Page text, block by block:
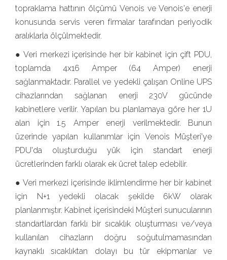
topraklama hattının ölçümü Venois ve Venois'e enerji
konusunda servis veren firmalar tarafından periyodik
aralıklarla ölçülmektedir.
● Veri merkezi içerisinde her bir kabinet için çift PDU,
toplamda 4x16 Amper (64 Amper) enerji
sağlanmaktadır. Parallel ve yedekli çalışan Online UPS
cihazlarından sağlanan enerji 230V gücünde
kabinetlere verilir. Yapılan bu planlamaya göre her 1U
alan için 1.5 Amper enerji verilmektedir. Bunun
üzerinde yapılan kullanımlar için Venois Müşteri'ye
PDU'da oluşturduğu yük için standart enerji
ücretlerinden farklı olarak ek ücret talep edebilir.
● Veri merkezi içerisinde iklimlendirme her bir kabinet
için N+1 yedekli olacak şekilde 6kW olarak
planlanmıştır. Kabinet içerisindeki Müşteri sunucularının
standartlardan farklı bir sıcaklık oluşturması ve/veya
kullanılan cihazların doğru soğutulmamasından
kaynaklı sıcaklıktan dolayı bu tür ekipmanlar ve